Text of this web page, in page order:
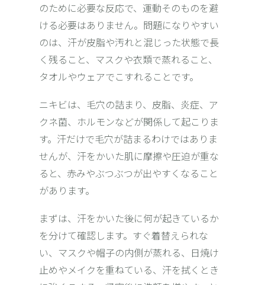
のために必要な反応で、運動そのものを避
ける必要はありません。問題になりやすい
のは、汗が皮脂や汚れと混じった状態で長
く残ること、マスクや衣類で蒸れること、
タオルやウェアでこすれることです。
ニキビは、 毛穴の詰まり、皮脂、炎症、ア
クネ菌、ホルモンなどが関係して起こりま
す。汗だけで毛穴が詰まるわけではありま
せんが、汗をかいた肌に摩擦や圧迫が重な
ると、赤みやぶつぶつが出やすくなること
があります。
まずは、汗をかいた後に何が起きているか
を分けて確認します。すぐ着替えられな
い、マスクや帽子の内側が蒸れる、日焼け
止めやメイクを重ねている、汗を拭くとき